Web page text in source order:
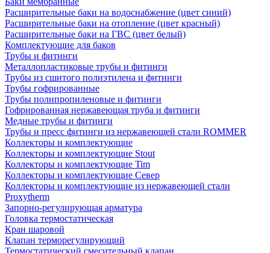
Расширительные баки на водоснабжение (цвет синий)
Расширительные баки на отопление (цвет красный)
Расширительные баки на ГВС (цвет белый)
Комплектующие для баков
Трубы и фитинги
Металлопластиковые трубы и фитинги
Трубы из сшитого полиэтилена и фитинги
Трубы гофрированные
Трубы полипропиленовые и фитинги
Гофрированная нержавеющая труба и фитинги
Медные трубы и фитинги
Трубы и пресс фитинги из нержавеющей стали ROMMER
Коллекторы и комплектующие
Коллекторы и комплектующие Stout
Коллекторы и комплектующие Tim
Коллекторы и комплектующие Север
Коллекторы и комплектующие из нержавеющей стали
Proxytherm
Запорно-регулирующая арматура
Головка термостатическая
Кран шаровой
Клапан терморегулирующий
Термостатический смесительный клапан